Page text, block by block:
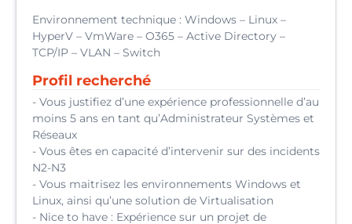
Environnement technique : Windows – Linux –
HyperV – VmWare – O365 – Active Directory –
TCP/IP – VLAN – Switch
Profil recherché
- Vous justifiez d’une expérience professionnelle d’au
moins 5 ans en tant qu’Administrateur Systèmes et
Réseaux
- Vous êtes en capacité d’intervenir sur des incidents
N2-N3
- Vous maitrisez les environnements Windows et
Linux, ainsi qu’une solution de Virtualisation
- Nice to have : Expérience sur un projet de